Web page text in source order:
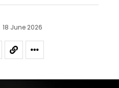
18 June 2026